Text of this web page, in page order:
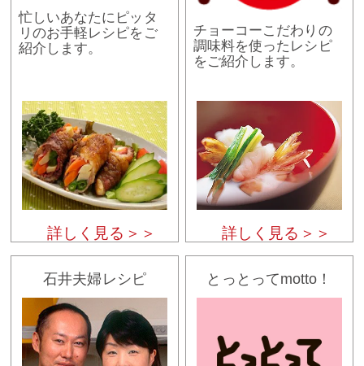
忙しいあなたにピッタ
リのお手軽レシピをご
紹介します。
詳しく見る＞＞
チョーコーこだわりの
調味料を使ったレシピ
をご紹介します。
詳しく見る＞＞
石井夫婦レシピ とっとってmotto！